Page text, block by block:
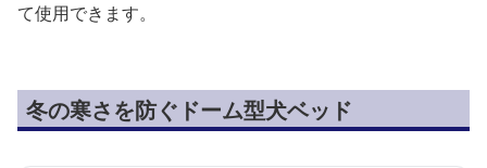
て使用できます。
冬の寒さを防ぐドーム型犬ベッド